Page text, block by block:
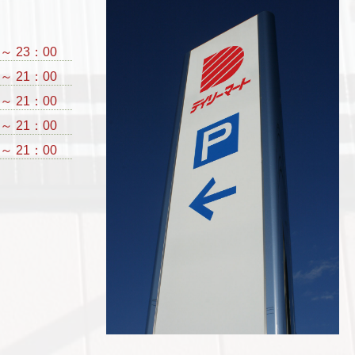
23：00
21：00
21：00
21：00
21：00